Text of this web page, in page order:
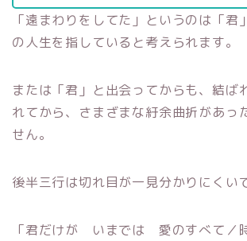
「遠まわりをしてた」というのは「君
の人生を指していると考えられます。
または「君」と出会ってからも、結ば
れてから、さまざまな紆余曲折があっ
せん。
後半三行は切れ目が一見分かりにくい
「君だけが いまでは 愛のすべて／